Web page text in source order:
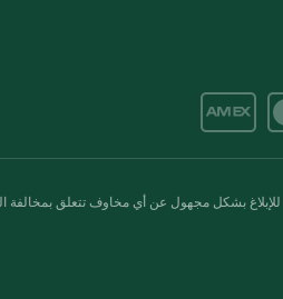
للإبلاغ بشكل مجهول عن أي مخاوف تتعلق بمخالفة